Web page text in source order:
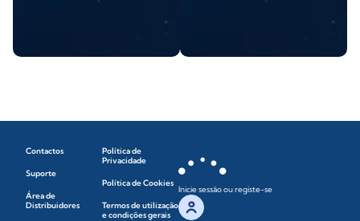
Contactos
Suporte
Área de
Distribuidores
Política de
Privacidade
Política de Cookies
Termos de utilização
e condições gerais
Inicie sessão ou registe-se